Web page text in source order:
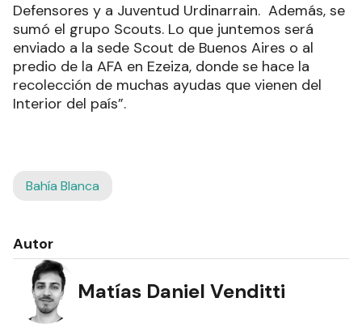
Defensores y a Juventud Urdinarrain. Además, se
sumó el grupo Scouts. Lo que juntemos será
enviado a la sede Scout de Buenos Aires o al
predio de la AFA en Ezeiza, donde se hace la
recolección de muchas ayudas que vienen del
Interior del país”.
Bahía Blanca
Autor
Matías Daniel Venditti